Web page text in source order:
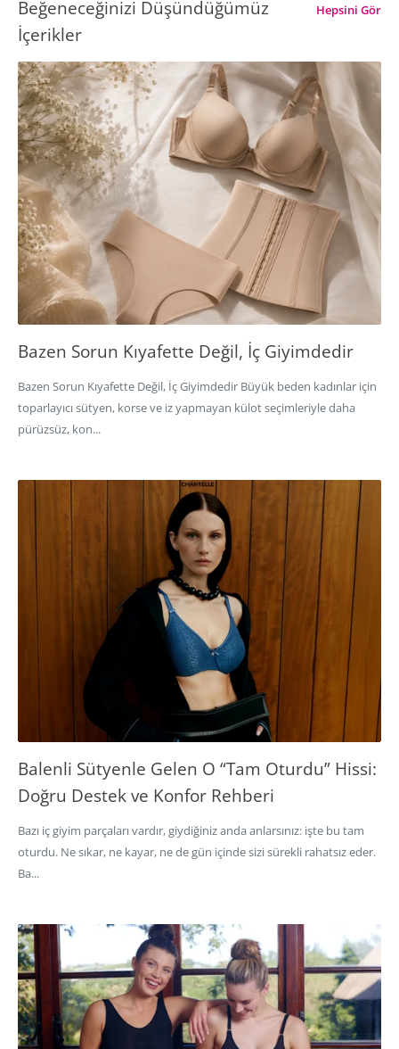
Beğeneceğinizi Düşündüğümüz
İçerikler
Hepsini Gör
Bazen Sorun Kıyafette Değil, İç Giyimdedir
Bazen Sorun Kıyafette Değil, İç Giyimdedir Büyük beden kadınlar için
toparlayıcı sütyen, korse ve iz yapmayan külot seçimleriyle daha
pürüzsüz, kon...
Balenli Sütyenle Gelen O “Tam Oturdu” Hissi:
Doğru Destek ve Konfor Rehberi
Bazı iç giyim parçaları vardır, giydiğiniz anda anlarsınız: işte bu tam
oturdu. Ne sıkar, ne kayar, ne de gün içinde sizi sürekli rahatsız eder.
Ba...